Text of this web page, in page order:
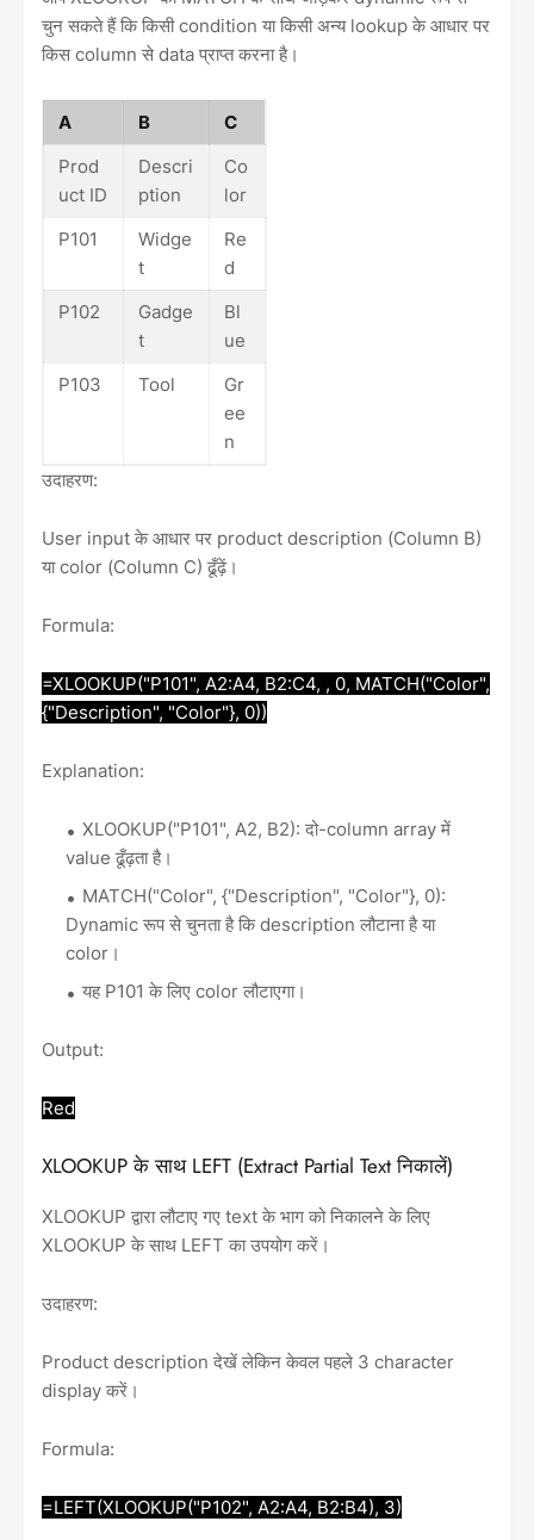
चुन सकते हैं कि किसी condition या किसी अन्य lookup के आधार पर
किस column से data प्राप्त करना है।
A B
C
Prod
uct ID
Descri
ption
Co
lor
P101
Widge
t
Re
d
P102
Gadge
t
Bl
ue
P103
Tool
Gr
ee
n
उदाहरण:
User input के आधार पर product description (Column B)
या color (Column C) ढूँढ़ें।
Formula:
=XLOOKUP("P101", A2:A4, B2:C4, , 0, MATCH("Color",
{"Description", "Color"}, 0))
Explanation:
XLOOKUP("P101", A2, B2): दो-column array में
value ढूँढ़ता है।
MATCH("Color", {"Description", "Color"}, 0):
Dynamic रूप से चुनता है कि description लौटाना है या
color।
यह P101 के लिए color लौटाएगा।
Output:
Red
XLOOKUP के साथ LEFT (Extract Partial Text निकालें)
XLOOKUP द्वारा लौटाए गए text के भाग को निकालने के लिए
XLOOKUP के साथ LEFT का उपयोग करें।
उदाहरण:
Product description देखें लेकिन केवल पहले 3 character
display करें।
Formula:
=LEFT(XLOOKUP("P102", A2:A4, B2:B4), 3)